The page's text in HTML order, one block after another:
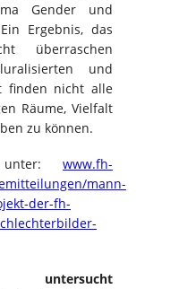
Gender und
Ergebnis, das
überraschen
und
finden nicht alle
Räume, Vielfalt
zu können.
unter: www.fh-
mann-
der-fh-
untersucht